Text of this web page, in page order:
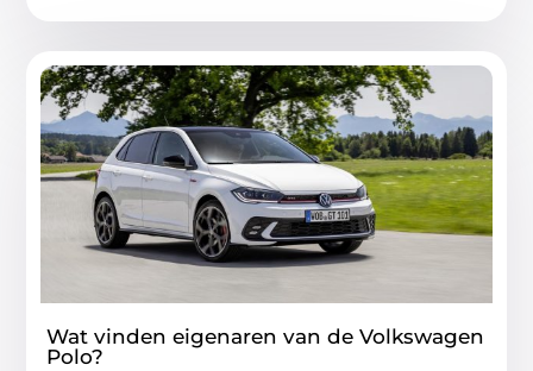
Wat vinden eigenaren van de Volkswagen
Polo?